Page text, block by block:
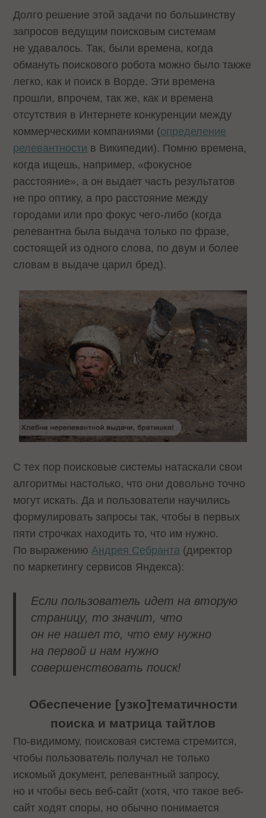
Долго решение этой задачи по большинству
запросов ведущим поисковым системам
не удавалось. Так, были времена, когда
обмануть поискового робота можно было также
легко, как и поиск в Ворде. Эти времена
прошли, впрочем, так же, как и времена
отсутствия в Интернете конкуренции между
коммерческими компаниями (определение
релевантности в Википедии). Помню времена,
когда ищешь, например, «фокусное
расстояние», а он выдает часть результатов
не про оптику, а про расстояние между
городами или про фокус чего-либо (когда
релевантна была выдача только по фразе,
состоящей из одного слова, по двум и более
словам в выдаче царил бред).
С тех пор поисковые системы натаскали свои
алгоритмы настолько, что они довольно точно
могут искать. Да и пользователи научились
формулировать запросы так, чтобы в первых
пяти строчках находить то, что им нужно.
По выражениюАндрея Себранта (директор
по маркетингу сервисов Яндекса):
Если пользователь идет на вторую
страницу, то значит, что
он не нашел то, что ему нужно
на первой и нам нужно
совершенствовать поиск!
Обеспечение [узко]тематичности
поиска и матрица тайтлов
По-видимому, поисковая система стремится,
чтобы пользователь получал не только
искомый документ, релевантный запросу,
но и чтобы весь веб-сайт (хотя, что такое веб-
сайт ходят споры, но обычно понимается